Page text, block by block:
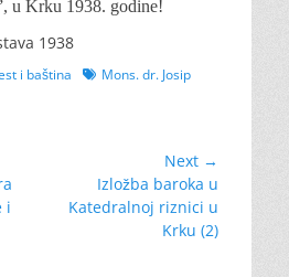
u Krku 1938. godine!
i baština TagsMons. dr. Josip
i
Next →
post:
Izložba baroka u
Katedralnoj riznici u
Krku (2)